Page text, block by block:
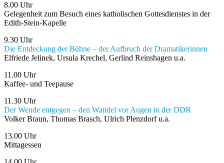
8.00 Uhr
Gelegenheit zum Besuch eines katholischen Gottesdienstes in der
Edith-Stein-Kapelle
9.30 Uhr
Die Entdeckung der Bühne – der Aufbruch der Dramatikerinnen
Elfriede Jelinek, Ursula Krechel, Gerlind Reinshagen u.a.
11.00 Uhr
Kaffee- und Teepause
11.30 Uhr
Der Wende entgegen – den Wandel vor Augen in der DDR
Volker Braun, Thomas Brasch, Ulrich Plenzdorf u.a.
13.00 Uhr
Mittagessen